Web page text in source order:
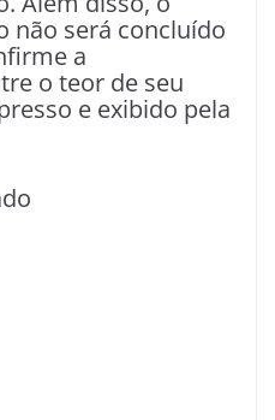
não será concluído
a
o teor de seu
e exibido pela